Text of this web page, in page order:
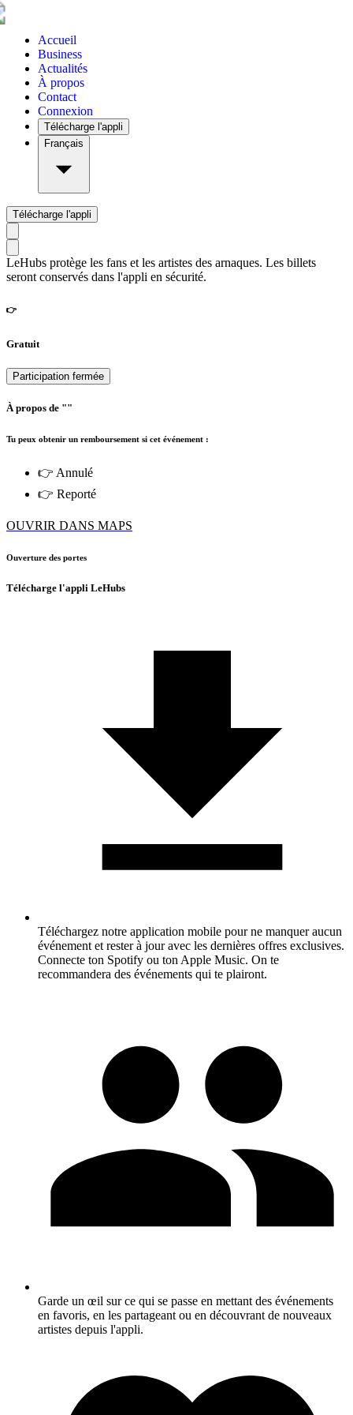
Accueil
Business
Actualités
À propos
Contact
Connexion
Télécharge l'appli
Français
Télécharge l'appli
LeHubs protège les fans et les artistes des arnaques. Les billets
seront conservés dans l'appli en sécurité.
👉
Gratuit
Participation fermée
À propos de ""
Tu peux obtenir un remboursement si cet événement :
👉 Annulé
👉 Reporté
OUVRIR DANS MAPS
Ouverture des portes
Télécharge l'appli LeHubs
Téléchargez notre application mobile pour ne manquer aucun
événement et rester à jour avec les dernières offres exclusives.
Connecte ton Spotify ou ton Apple Music. On te
recommandera des événements qui te plairont.
Garde un œil sur ce qui se passe en mettant des événements
en favoris, en les partageant ou en découvrant de nouveaux
artistes depuis l'appli.